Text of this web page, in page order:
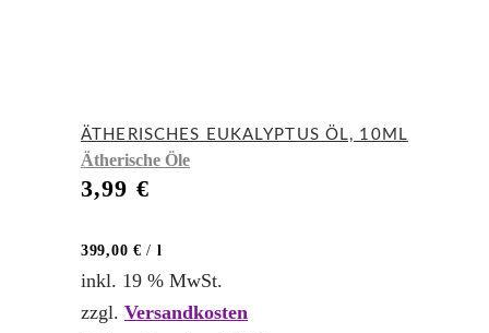
ÄTHERISCHES EUKALYPTUS ÖL, 10ML
Ätherische Öle
3,99 €
399,00 € / l
inkl. 19 % MwSt.
zzgl. Versandkosten